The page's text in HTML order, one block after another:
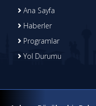
Ana Sayfa
Haberler
Programlar
Yol Durumu